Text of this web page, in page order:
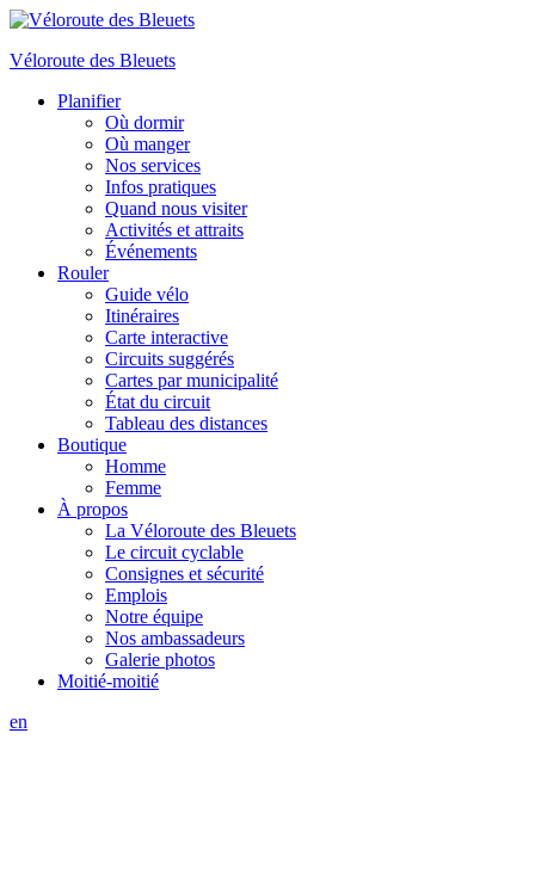
Véloroute des Bleuets
Planifier
Où dormir
Où manger
Nos services
Infos pratiques
Quand nous visiter
Activités et attraits
Événements
Rouler
Guide vélo
Itinéraires
Carte interactive
Circuits suggérés
Cartes par municipalité
État du circuit
Tableau des distances
Boutique
Homme
Femme
À propos
La Véloroute des Bleuets
Le circuit cyclable
Consignes et sécurité
Emplois
Notre équipe
Nos ambassadeurs
Galerie photos
Moitié-moitié
en